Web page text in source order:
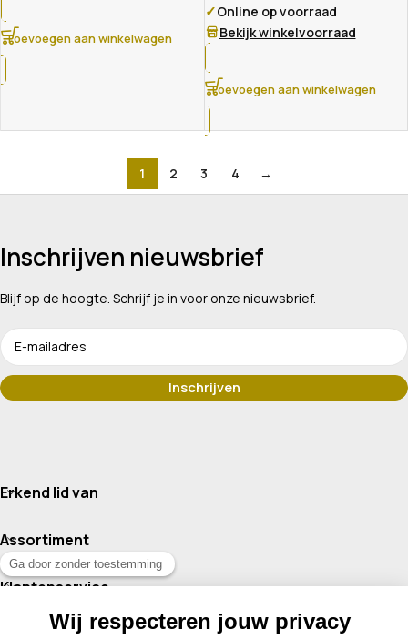
Toevoegen aan winkelwagen
✓Online op voorraad
Bekijk winkelvoorraad
Toevoegen aan winkelwagen
1 2 3 4 →
Inschrijven nieuwsbrief
Blijf op de hoogte. Schrijf je in voor onze nieuwsbrief.
Erkend lid van
Assortiment
Klantenservice
Contact